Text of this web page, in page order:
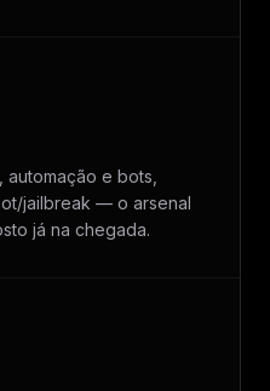
e bots,
jailbreak — o arsenal
já na chegada.